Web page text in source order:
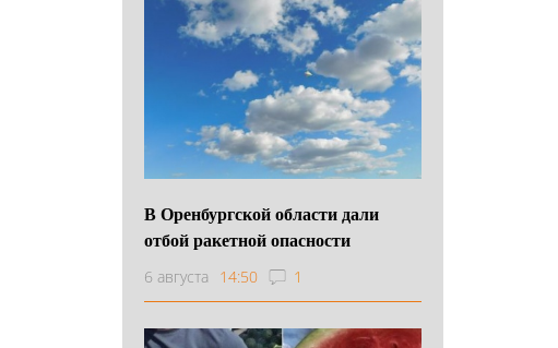
В Оренбургской области дали
отбой ракетной опасности
6 августа 14:50 1